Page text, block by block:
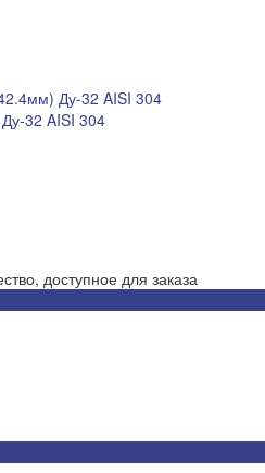
32 AISI 304
доступное для заказа